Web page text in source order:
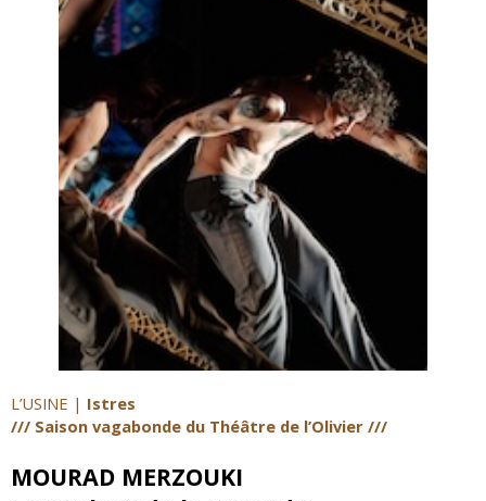
L’USINE | Istres
/// Saison vagabonde du Théâtre de l’Olivier ///
MOURAD MERZOUKI